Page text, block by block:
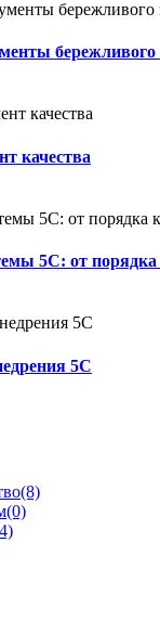
бережливого
качества
5С: от порядка
5С
(8)
(0)